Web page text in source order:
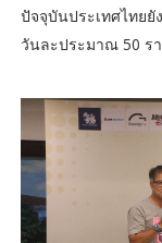
ปัจจุบันประเทศไทยยั
วันละประมาณ 50 ร